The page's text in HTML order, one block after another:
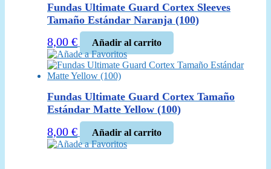
Fundas Ultimate Guard Cortex Sleeves
Tamaño Estándar Naranja (100)
8,00 €
Añadir al carrito
Añade a Favoritos
Fundas Ultimate Guard Cortex Tamaño
Estándar Matte Yellow (100)
8,00 €
Añadir al carrito
Añade a Favoritos